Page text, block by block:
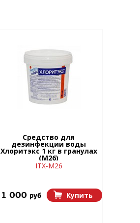
Средство для
дезинфекции воды
Хлоритэкс 1 кг в гранулах
(М26)
ITX-М26
1 000 руб Купить